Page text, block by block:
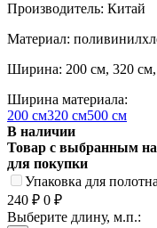
Производитель: Китай
Материал:
Ширина: 200 см, 320
Ширина материала:
200 см320 см500 см
В наличии
Товар с выбранным
для покупки
Упаковка для
240 ₽ 0 ₽
Выберите длину, м.п.: